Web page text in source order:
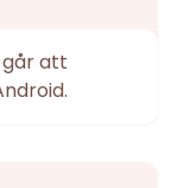
att